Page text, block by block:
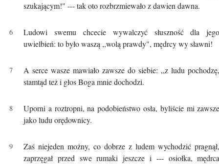
szukającym!" --- tak oto rozbrzmiewało z dawien dawna.
Ludowi swemu chcecie wywalczyć słuszność dla
uwielbień: to było waszą ,,wolą prawdy", mędrcy wy sławni!
A serce wasze mawiało zawsze do siebie: ,,z ludu
stamtąd też i głos Boga mnie dochodzi.
Uporni a roztropni, na podobieństwo osła, byliście mi
jako ludu orędownicy.
Zaś niejeden możny, co dobrze z ludem wychodzić
zaprzęgał przed swe rumaki jeszcze i --- osiołka,